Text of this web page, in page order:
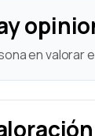
en valorar